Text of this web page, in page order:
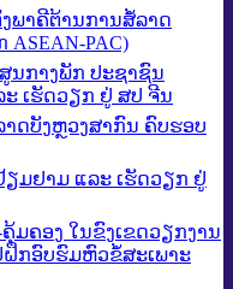
ພາຄີຕ້ານການສໍ້ລາດ
PAC)
ນກາງພັກ ປະຊາຊົນ
ເຮັດວຽກ ຢູ່ ສປ ຈີນ
ດບັງຫຼວງສາກົນ ຄົບຮອບ
ມຢາມ ແລະ ເຮັດວຽກ ຢູ່
ມຄອງ ໃນຂົງເຂດວຽກງານ
ຝຶກອົບຮົມຫົວຂໍ້ສະເພາະ